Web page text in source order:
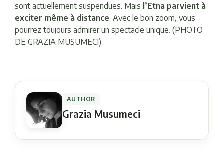
sont actuellement suspendues. Mais l’Etna parvient à
exciter même à distance. Avec le bon zoom, vous
pourrez toujours admirer un spectacle unique. (PHOTO
DE GRAZIA MUSUMECI)
AUTHOR
Grazia Musumeci